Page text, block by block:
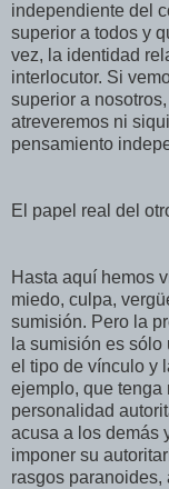
independiente del
superior a todos y
vez, la identidad
interlocutor. Si
superior a
atreveremos ni
pensamiento
El papel real del
Hasta aquí hemos
miedo, culpa,
sumisión. Pero la
la sumisión es
el tipo de vínculo y
ejemplo, que tenga
personalidad
acusa a los demás
imponer su
rasgos